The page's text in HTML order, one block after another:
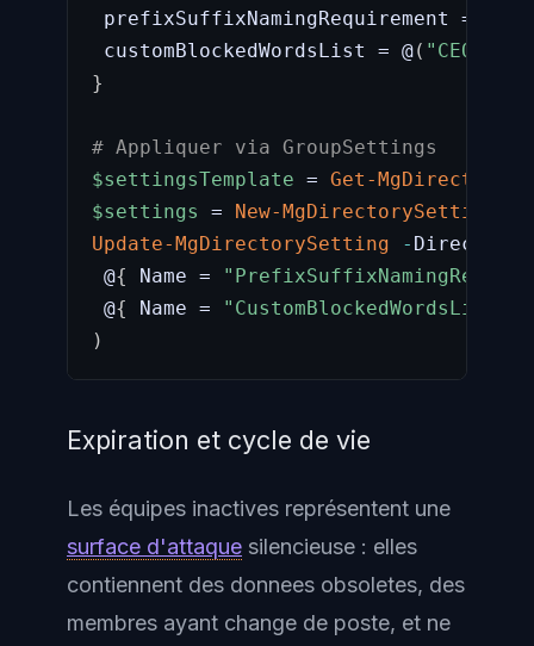
prefixSuffixNamingRequirement =
customBlockedWordsList = @( "CEO"
}
# Appliquer via GroupSettings
$settingsTemplate = Get-
$settings
= New-MgDirectorySetting
Update-MgDirectorySetting
-
@{ Name =
@{ Name = "CustomBlockedWordsList"
)
Expiration et cycle de vie
Les équipes inactives représentent une
surface d'attaque silencieuse : elles
contiennent des donnees obsoletes, des
membres ayant change de poste, et ne